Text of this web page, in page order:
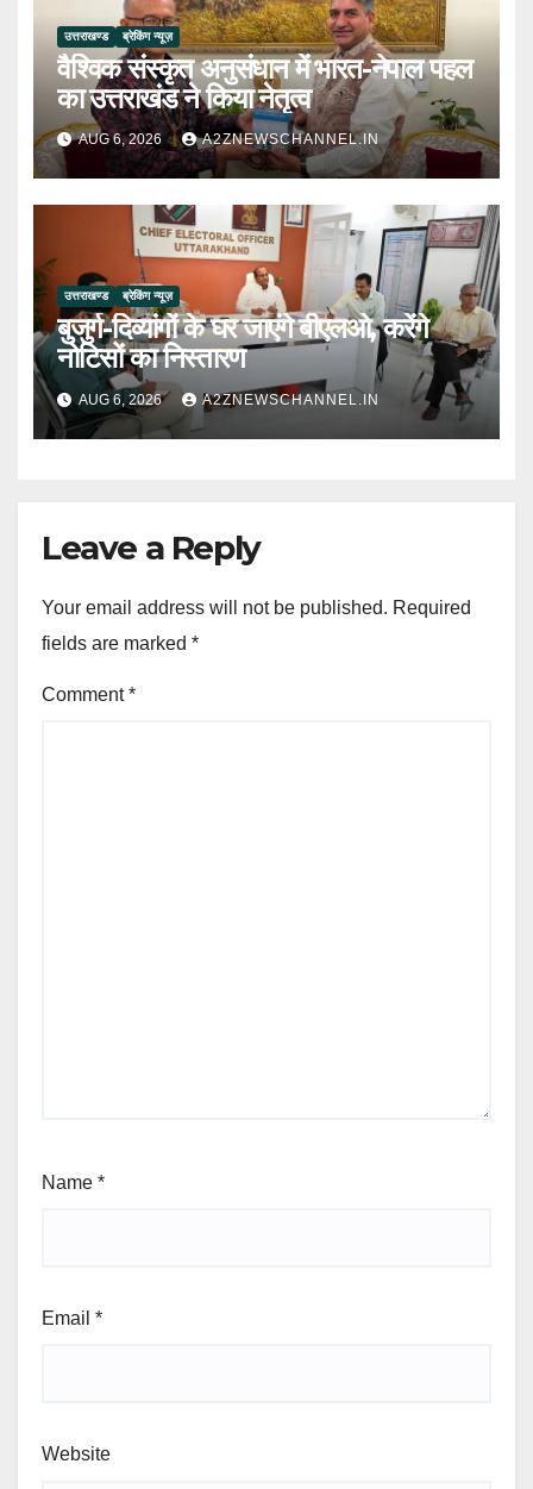
उत्तराखण्ड ब्रेकिंग न्यूज़
वैश्विक संस्कृत अनुसंधान में भारत-नेपाल पहल
का उत्तराखंड ने किया नेतृत्व
AUG 6, 2026 A2ZNEWSCHANNEL.IN
उत्तराखण्ड ब्रेकिंग न्यूज़
बुजुर्ग-दिव्यांगों के घर जाएंगे बीएलओ, करेंगे
नोटिसों का निस्तारण
AUG 6, 2026 A2ZNEWSCHANNEL.IN
Leave a Reply
Your email address will not be published. Required
fields are marked *
Comment*
Name *
Email *
Website